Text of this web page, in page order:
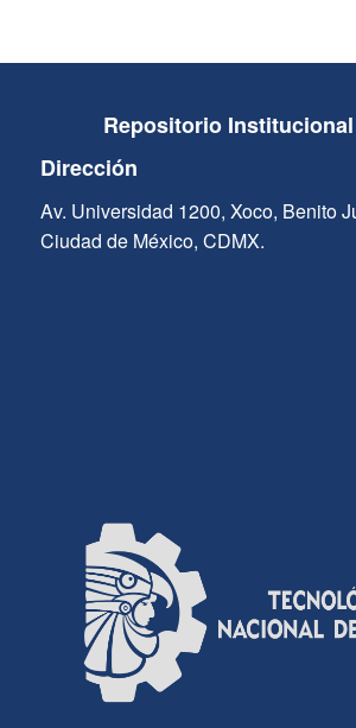
Repositorio Institucional
Dirección
Av. Universidad 1200, Xoco, Benito
Ciudad de México, CDMX.